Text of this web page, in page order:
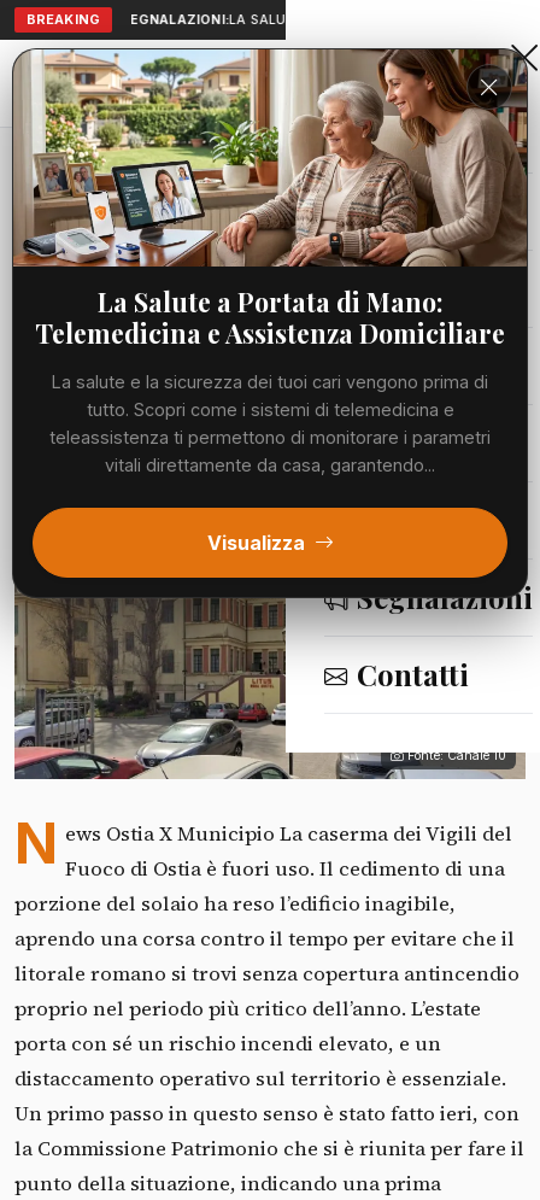
BREAKING SEGNALAZIONI:LA SALUTE A PORTATA DI MANO:
Aranova • NET
PORTALE UTILE AL TERRITORIO
Home
Cronaca
Viabilità
Utilità
Meteo
Eventi
Segnalazioni
Contatti
Cronaca Caserma dei Vigili del Fuoco di Ostia: si valuta...
CRONACA
Caserma dei Vigili del Fuoco di
Ostia: si valuta l'ex Ostello Litus
come sede temporanea
MERCOLEDÌ, 01 LUGLIO 2026
68 LETTURE
1 MIN DI LETTURA
Fonte: Canale 10
N ews Ostia X Municipio La caserma dei Vigili del
Fuoco di Ostia è fuori uso. Il cedimento di una
porzione del solaio ha reso l’edificio inagibile,
aprendo una corsa contro il tempo per evitare che il
litorale romano si trovi senza copertura antincendio
proprio nel periodo più critico dell’anno. L’estate
porta con sé un rischio incendi elevato, e un
distaccamento operativo sul territorio è essenziale.
Un primo passo in questo senso è stato fatto ieri, con
la Commissione Patrimonio che si è riunita per fare il
punto della situazione, indicando una prima
La Salute a Portata di Mano:
Telemedicina e Assistenza Domiciliare
La salute e la sicurezza dei tuoi cari vengono prima di
tutto. Scopri come i sistemi di telemedicina e
teleassistenza ti permettono di monitorare i parametri
vitali direttamente da casa, garantendo...
Visualizza